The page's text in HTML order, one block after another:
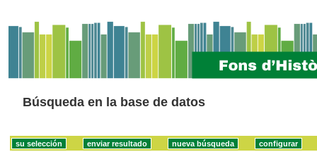
Búsqueda en la base de datos